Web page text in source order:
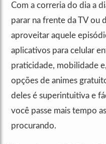
Com a correria do dia a
parar na frente da TV ou
aproveitar aquele
aplicativos para celular
praticidade, mobilidade
opções de animes
deles é superintuitiva e
você passe mais tempo
procurando.